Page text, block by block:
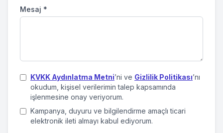
Mesaj *
KVKK Aydınlatma Metni’ni ve Gizlilik Politikası’nı
okudum, kişisel verilerimin talep kapsamında
işlenmesine onay veriyorum.
Kampanya, duyuru ve bilgilendirme amaçlı ticari
elektronik ileti almayı kabul ediyorum.